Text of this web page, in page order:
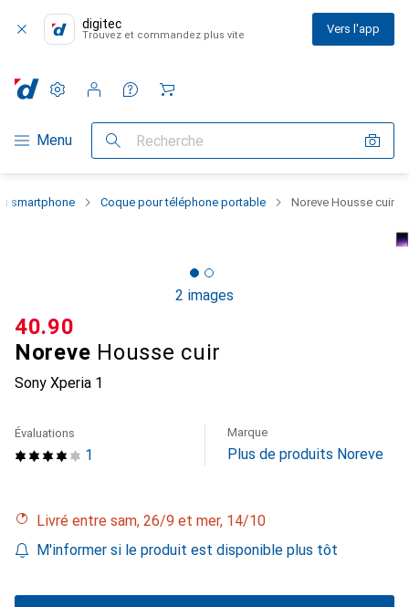
digitec
Trouvez et commandez plus vite Vers l'app
Navigation par catégorie
Menu Recherche
Paramètres
Compte client
Listes de comparaison
Listes d'envies
Panier
smartphone Coque pour téléphone portable Noreve Housse cuir
2 images
Noreve Housse cuir
Sony Xperia 1
CHF
40.90
1
Évaluations Marque
Plus de produits Noreve
Livré entre sam, 26/9 et mer, 14/10
M'informer si le produit est disponible plus tôt